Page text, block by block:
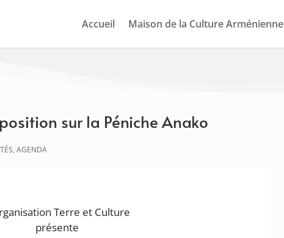
Accueil Maison de la Culture Arménienne
sur la Péniche Anako
,AGENDA
Terre et Culture
présente